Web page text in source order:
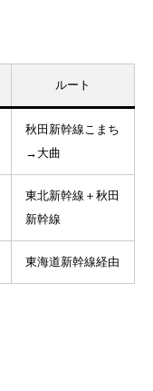
ルート
秋田新幹線こまち
→大曲
東北新幹線＋秋田
新幹線
東海道新幹線経由